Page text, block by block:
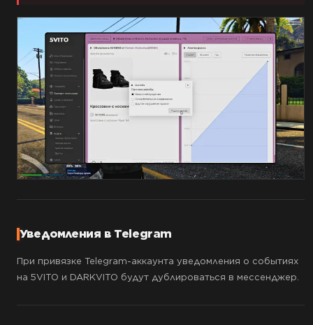
Уведомления в Telegram
При привязке Telegram-аккаунта уведомления о событиях
на 5VITO и DARKVITO будут дублироваться в мессенджер.